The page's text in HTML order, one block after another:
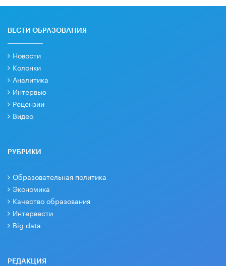
ВЕСТИ ОБРАЗОВАНИЯ
Новости
Колонки
Аналитика
Интервью
Рецензии
Видео
РУБРИКИ
Образовательная политика
Экономика
Качество образования
Интервести
Big data
РЕДАКЦИЯ